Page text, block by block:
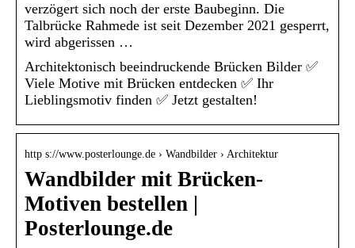
verzögert sich noch der erste Baubeginn. Die
Talbrücke Rahmede ist seit Dezember 2021 gesperrt,
wird abgerissen …
Architektonisch beeindruckende Brücken Bilder ✅
Viele Motive mit Brücken entdecken ✅ Ihr
Lieblingsmotiv finden ✅ Jetzt gestalten!
http s://www.posterlounge.de › Wandbilder › Architektur
Wandbilder mit Brücken-
Motiven bestellen |
Posterlounge.de